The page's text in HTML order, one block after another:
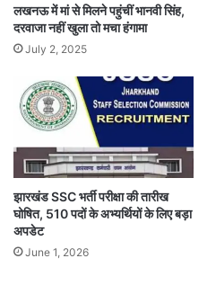
लखनऊ में मां से मिलने पहुंचीं भानवी सिंह,
दरवाजा नहीं खुला तो मचा हंगामा
July 2, 2025
झारखंड SSC भर्ती परीक्षा की तारीख
घोषित, 510 पदों के अभ्यर्थियों के लिए बड़ा
अपडेट
June 1, 2026